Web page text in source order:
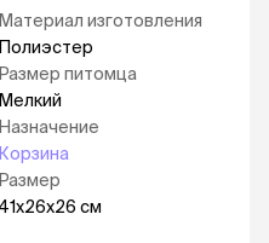
Материал изготовления
Полиэстер
Размер питомца
Мелкий
Назначение
Корзина
Размер
41х26х26 см